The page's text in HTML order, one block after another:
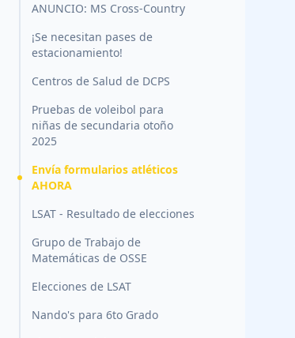
ANUNCIO: MS Cross-Country
¡Se necesitan pases de
estacionamiento!
Centros de Salud de DCPS
Pruebas de voleibol para
niñas de secundaria otoño
2025
Envía formularios atléticos
AHORA
LSAT - Resultado de elecciones
Grupo de Trabajo de
Matemáticas de OSSE
Elecciones de LSAT
Nando's para 6to Grado